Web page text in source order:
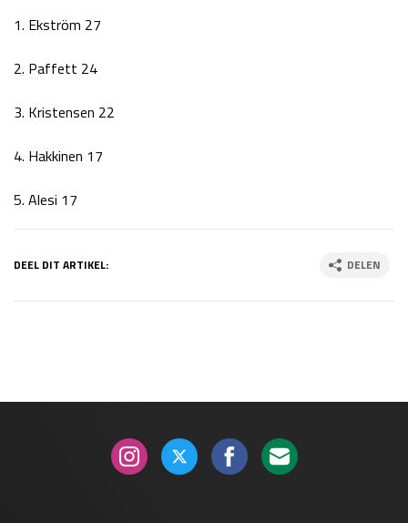
1. Ekström 27
2. Paffett 24
3. Kristensen 22
4. Hakkinen 17
5. Alesi 17
DEEL DIT ARTIKEL: DELEN